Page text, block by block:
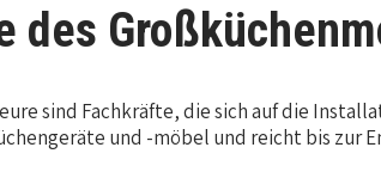
des
sind Fachkräfte, die sich auf die
und -möbel und reicht bis zur